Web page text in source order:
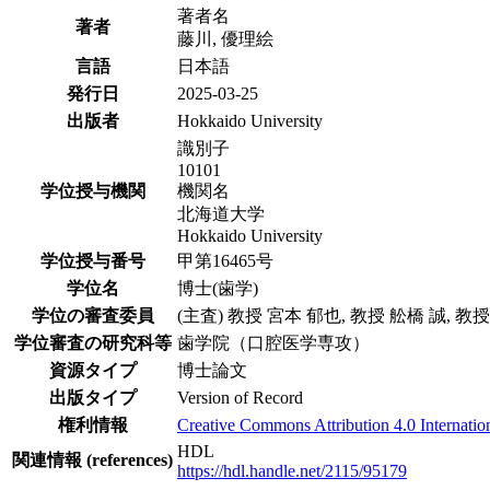
著者
著者名
藤川, 優理絵
言語
日本語
発行日
2025-03-25
出版者
Hokkaido University
学位授与機関
識別子
10101
機関名
北海道大学
Hokkaido University
学位授与番号
甲第16465号
学位名
博士(歯学)
学位の審査委員
(主査) 教授 宮本 郁也, 教授 舩橋 誠, 教
学位審査の研究科等 歯学院（口腔医学専攻）
資源タイプ
博士論文
出版タイプ
Version of Record
権利情報
Creative Commons Attribution 4.0
関連情報 (references) HDL
https://hdl.handle.net/2115/95179